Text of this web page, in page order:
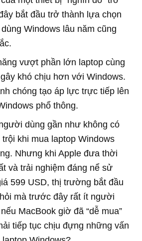
bắt đầu trở thành lựa chọn
Windows lâu năm cũng
vượt phần lớn laptop cùng
khó chịu hơn với Windows.
chóng tạo áp lực trực tiếp lên
phổ thông.
dùng gần như không có
khi mua laptop Windows
Nhưng khi Apple đưa thời
và trải nghiệm đáng nể sử
599 USD, thị trường bắt đầu
mà trước đây rất ít người
MacBook giờ đã “dễ mua”
tiếp tục chịu đựng những vấn